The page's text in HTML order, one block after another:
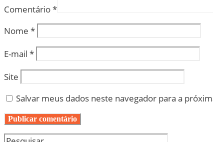
Comentário*
Nome *
E-mail *
Site
Salvar meus dados neste navegador para a